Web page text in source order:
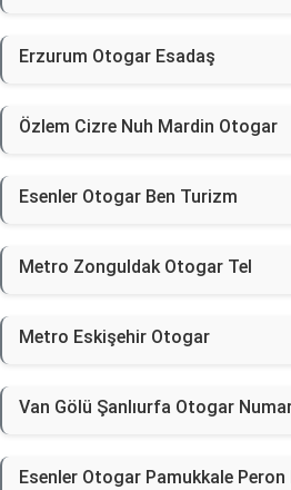
Erzurum Otogar Esadaş
Özlem Cizre Nuh Mardin Otogar
Esenler Otogar Ben Turizm
Metro Zonguldak Otogar Tel
Metro Eskişehir Otogar
Van Gölü Şanlıurfa Otogar
Esenler Otogar Pamukkale Peron